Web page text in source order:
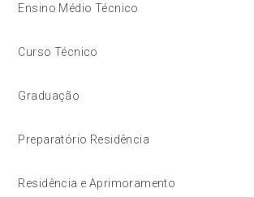
Ensino Médio Técnico
Curso Técnico
Graduação
Preparatório Residência
Residência e Aprimoramento